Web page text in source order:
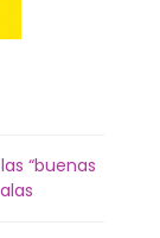
“buenas